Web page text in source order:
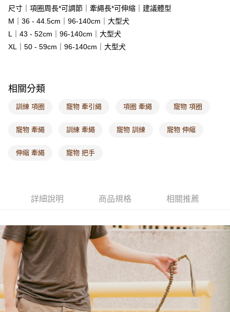
付款後門市自取
每筆NT$60，滿NT$1,000(含以上)免運費
海外配送-港/澳/新/馬/泰國專屬
海外配送-歐美地區
尺寸｜項圈周長*可調節｜牽繩長*可伸縮｜建議體型
M｜36 - 44.5cm｜96-140cm｜大型犬
L｜43 - 52cm｜96-140cm｜大型犬
XL｜50 - 59cm｜96-140cm｜大型犬
相關分類
訓練 項圈 寵物 牽引繩 項圈 牽繩 寵物 項圈
寵物 牽繩 訓練 牽繩 寵物 訓練 寵物 伸縮
伸縮 牽繩 寵物 把手
詳細說明 商品規格 相關推薦